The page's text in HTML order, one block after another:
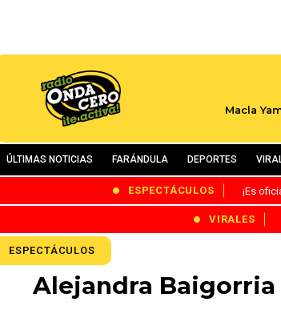
Macla
ÚLTIMAS NOTICIAS FARÁNDULA DEPORTES
ESPECTÁCULOS ¡Es
VIRALES
ESPECTÁCULOS
Alejandra